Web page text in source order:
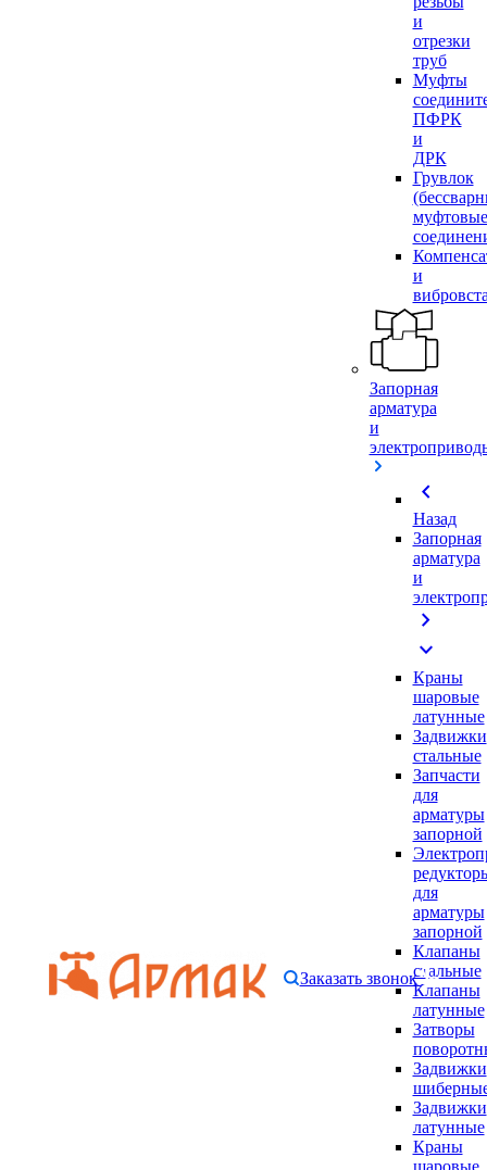
и
отрезки
труб
Муфты
ПФРК
и
ДРК
Грувлок
муфтовые
и
Запорная
арматура
и
chevron_left
Назад
Запорная
арматура
и
chevron_right
expand_more
Краны
шаровые
латунные
Задвижки
стальные
Запчасти
для
арматуры
запорной
для
арматуры
запорной
Клапаны
стальные
Клапаны
латунные
Затворы
Задвижки
Задвижки
латунные
Краны
шаровые
Заказать звонок